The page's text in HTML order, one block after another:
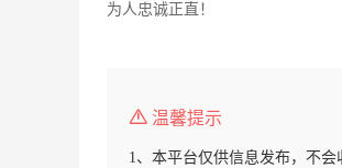
为人忠诚正直！
温馨提示
1、本平台仅供信息发布，不会